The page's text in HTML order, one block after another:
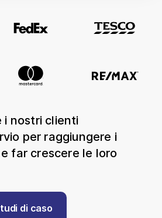
i nostri clienti
per raggiungere i
far crescere le loro
di caso